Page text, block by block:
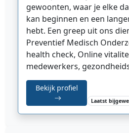
gewoonten, waar je elke
kan beginnen en een
hebt. Een greep uit ons
Preventief Medisch
health check, Online
medewerkers,
Bekijk profiel
Laatst